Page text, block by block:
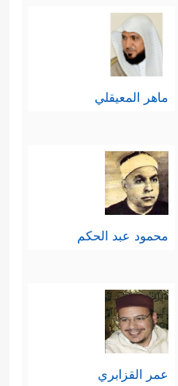
ماهر المعيقلي
محمود عبد الحكم
عمر القزابري